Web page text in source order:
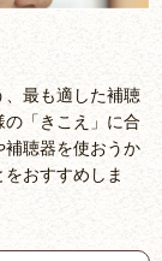
、最も適した補聴
の「きこえ」に合
補聴器を使おうか
おすすめしま